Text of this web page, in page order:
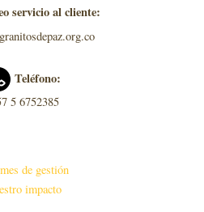
servicio al cliente:
Teléfono:
5 6752385
de gestión
impacto